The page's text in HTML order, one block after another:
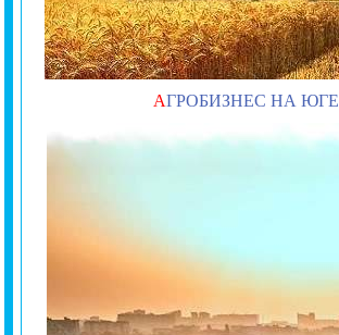
АГРОБИЗНЕС НА ЮГЕ